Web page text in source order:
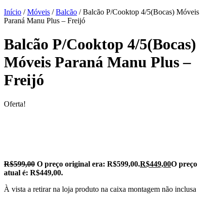
Início /Móveis /Balcão / Balcão P/Cooktop 4/5(Bocas) Móveis
Paraná Manu Plus – Freijó
Balcão P/Cooktop 4/5(Bocas)
Móveis Paraná Manu Plus –
Freijó
Oferta!
R$599,00 O preço original era: R$599,00.R$449,00O preço
atual é: R$449,00.
À vista a retirar na loja produto na caixa montagem não inclusa